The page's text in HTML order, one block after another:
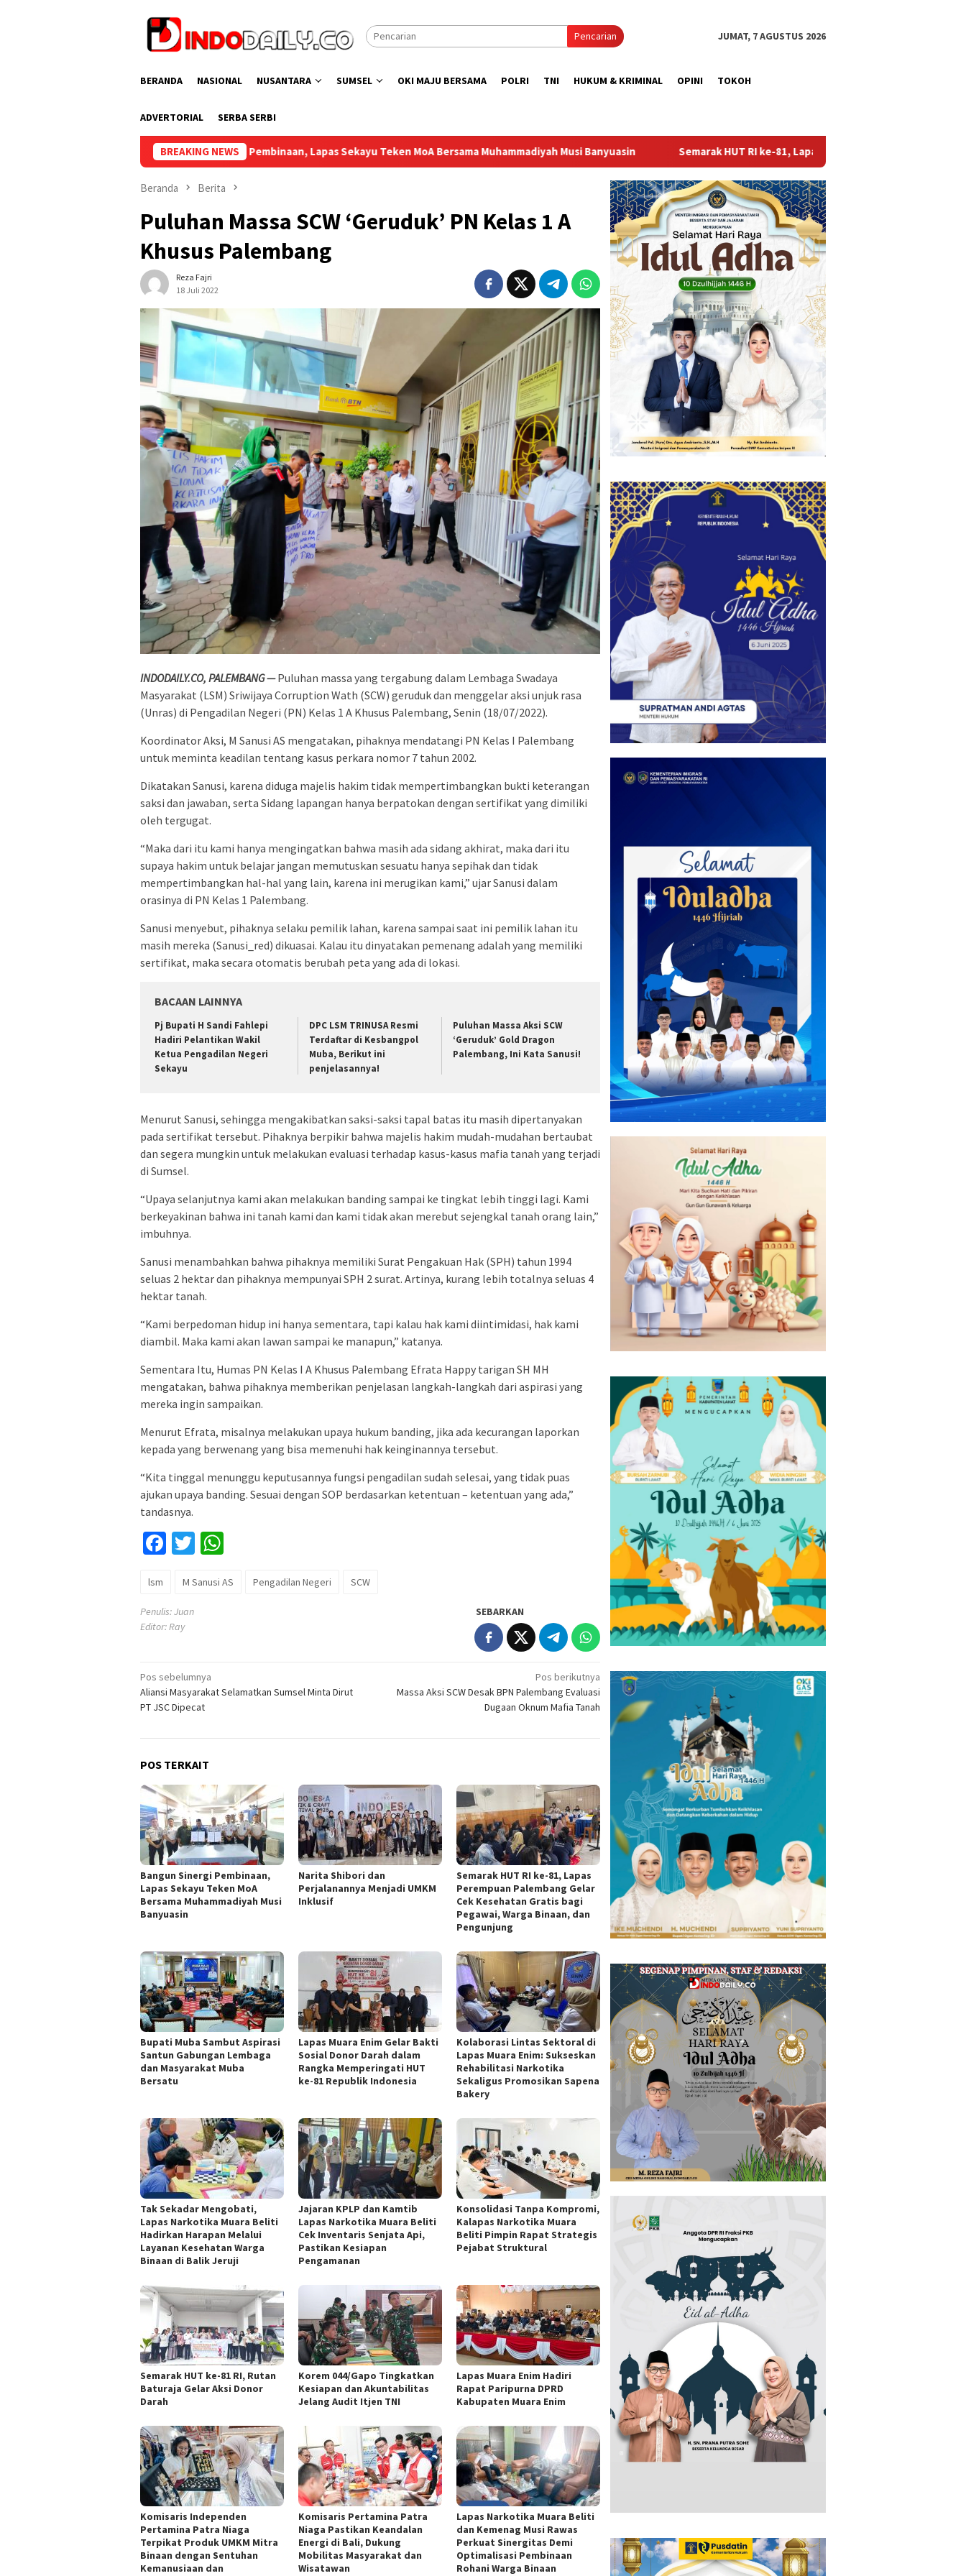
Pencarian JUMAT, 7 AGUSTUS 2026
BERANDA NASIONAL NUSANTARA SUMSEL OKI MAJU BERSAMA POLRI TNI HUKUM & KRIMINAL OPINI TOKOH
ADVERTORIAL SERBA SERBI
BREAKING NEWS
Bangun Sinergi Pembinaan, Lapas Sekayu Teken MoA Bersama Muhammadiyah Musi Banyuasin Semarak HUT RI ke-81, Lapas Perempuan Palembang Gelar Cek Kesehatan Gratis
Beranda Berita
Puluhan Massa SCW ‘Geruduk’ PN Kelas 1 A
Khusus Palembang
Reza Fajri
18 Juli 2022
INDODAILY.CO, PALEMBANG — Puluhan massa yang tergabung dalam Lembaga Swadaya
Masyarakat (LSM) Sriwijaya Corruption Wath (SCW) geruduk dan menggelar aksi unjuk rasa
(Unras) di Pengadilan Negeri (PN) Kelas 1 A Khusus Palembang, Senin (18/07/2022).
Koordinator Aksi, M Sanusi AS mengatakan, pihaknya mendatangi PN Kelas I Palembang
untuk meminta keadilan tentang kasus perkara nomor 7 tahun 2002.
Dikatakan Sanusi, karena diduga majelis hakim tidak mempertimbangkan bukti keterangan
saksi dan jawaban, serta Sidang lapangan hanya berpatokan dengan sertifikat yang dimiliki
oleh tergugat.
“Maka dari itu kami hanya mengingatkan bahwa masih ada sidang akhirat, maka dari itu
supaya hakim untuk belajar jangan memutuskan sesuatu hanya sepihak dan tidak
mempertimbangkan hal-hal yang lain, karena ini merugikan kami,” ujar Sanusi dalam
orasinya di PN Kelas 1 Palembang.
Sanusi menyebut, pihaknya selaku pemilik lahan, karena sampai saat ini pemilik lahan itu
masih mereka (Sanusi_red) dikuasai. Kalau itu dinyatakan pemenang adalah yang memiliki
sertifikat, maka secara otomatis berubah peta yang ada di lokasi.
BACAAN LAINNYA
Pj Bupati H Sandi Fahlepi
Hadiri Pelantikan Wakil
Ketua Pengadilan Negeri
Sekayu
DPC LSM TRINUSA Resmi
Terdaftar di Kesbangpol
Muba, Berikut ini
penjelasannya!
Puluhan Massa Aksi SCW
‘Geruduk’ Gold Dragon
Palembang, Ini Kata Sanusi!
Menurut Sanusi, sehingga mengakibatkan saksi-saksi tapal batas itu masih dipertanyakan
pada sertifikat tersebut. Pihaknya berpikir bahwa majelis hakim mudah-mudahan bertaubat
dan segera mungkin untuk melakukan evaluasi terhadap kasus-kasus mafia tanah yang terjadi
di Sumsel.
“Upaya selanjutnya kami akan melakukan banding sampai ke tingkat lebih tinggi lagi. Kami
berkeyakinan bahwa ini tanah kami dan kami tidak akan merebut sejengkal tanah orang lain,”
imbuhnya.
Sanusi menambahkan bahwa pihaknya memiliki Surat Pengakuan Hak (SPH) tahun 1994
seluas 2 hektar dan pihaknya mempunyai SPH 2 surat. Artinya, kurang lebih totalnya seluas 4
hektar tanah.
“Kami berpedoman hidup ini hanya sementara, tapi kalau hak kami diintimidasi, hak kami
diambil. Maka kami akan lawan sampai ke manapun,” katanya.
Sementara Itu, Humas PN Kelas I A Khusus Palembang Efrata Happy tarigan SH MH
mengatakan, bahwa pihaknya memberikan penjelasan langkah-langkah dari aspirasi yang
mereka ingin sampaikan.
Menurut Efrata, misalnya melakukan upaya hukum banding, jika ada kecurangan laporkan
kepada yang berwenang yang bisa memenuhi hak keinginannya tersebut.
“Kita tinggal menunggu keputusannya fungsi pengadilan sudah selesai, yang tidak puas
ajukan upaya banding. Sesuai dengan SOP berdasarkan ketentuan – ketentuan yang ada,”
tandasnya.
Facebook
Twitter
lsm M Sanusi AS Pengadilan Negeri SCW
Penulis: Juan
Editor: Ray
SEBARKAN
Navigasi
pos
Pos sebelumnya
Aliansi Masyarakat Selamatkan Sumsel Minta Dirut
PT JSC Dipecat
Pos berikutnya
Massa Aksi SCW Desak BPN Palembang Evaluasi
Dugaan Oknum Mafia Tanah
POS TERKAIT
Bangun Sinergi Pembinaan,
Lapas Sekayu Teken MoA
Bersama Muhammadiyah Musi
Banyuasin
Narita Shibori dan
Perjalanannya Menjadi UMKM
Inklusif
Semarak HUT RI ke-81, Lapas
Perempuan Palembang Gelar
Cek Kesehatan Gratis bagi
Pegawai, Warga Binaan, dan
Pengunjung
Bupati Muba Sambut Aspirasi
Santun Gabungan Lembaga
dan Masyarakat Muba
Bersatu
Lapas Muara Enim Gelar Bakti
Sosial Donor Darah dalam
Rangka Memperingati HUT
ke-81 Republik Indonesia
Kolaborasi Lintas Sektoral di
Lapas Muara Enim: Sukseskan
Rehabilitasi Narkotika
Sekaligus Promosikan Sapena
Bakery
Tak Sekadar Mengobati,
Lapas Narkotika Muara Beliti
Hadirkan Harapan Melalui
Layanan Kesehatan Warga
Binaan di Balik Jeruji
Jajaran KPLP dan Kamtib
Lapas Narkotika Muara Beliti
Cek Inventaris Senjata Api,
Pastikan Kesiapan
Pengamanan
Konsolidasi Tanpa Kompromi,
Kalapas Narkotika Muara
Beliti Pimpin Rapat Strategis
Pejabat Struktural
Semarak HUT ke-81 RI, Rutan
Baturaja Gelar Aksi Donor
Darah
Korem 044/Gapo Tingkatkan
Kesiapan dan Akuntabilitas
Jelang Audit Itjen TNI
Lapas Muara Enim Hadiri
Rapat Paripurna DPRD
Kabupaten Muara Enim
Komisaris Independen
Pertamina Patra Niaga
Terpikat Produk UMKM Mitra
Binaan dengan Sentuhan
Kemanusiaan dan
Komisaris Pertamina Patra
Niaga Pastikan Keandalan
Energi di Bali, Dukung
Mobilitas Masyarakat dan
Wisatawan
Lapas Narkotika Muara Beliti
dan Kemenag Musi Rawas
Perkuat Sinergitas Demi
Optimalisasi Pembinaan
Rohani Warga Binaan